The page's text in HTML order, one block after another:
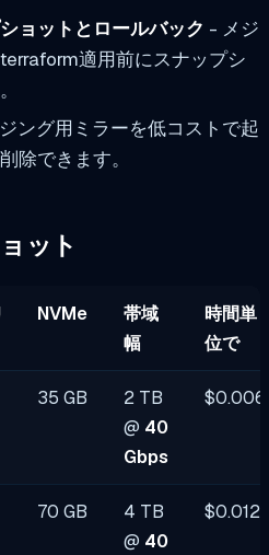
ョットとロールバック - メジ
適用前にスナップシ
ング用ミラーを低コストで起
除できます。
ット
NVMe
帯域
幅
時間単
位で
35 GB
2 TB
@ 40
Gbps
$0.006
70 GB
4 TB
@ 40
$0.012